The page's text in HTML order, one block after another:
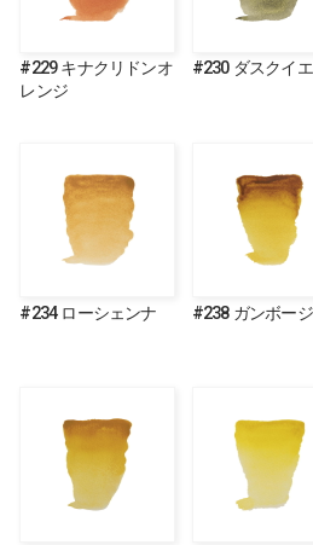
#229 キナクリドンオ
レンジ
#230 ダスクイ
#234 ローシェンナ #238 ガンボージ